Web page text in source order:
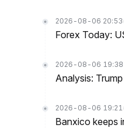
2026-08-06 20:53
Forex Today:
2026-08-06 19:38
Analysis:
2026-08-06 19:21
Banxico keeps